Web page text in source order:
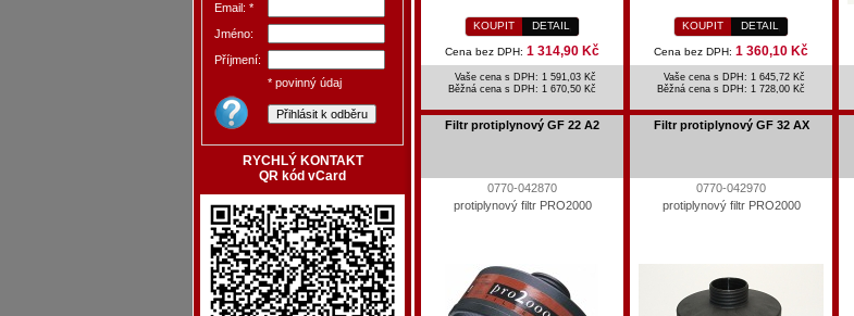
Email: *
Jméno:
Příjmení:
* povinný údaj
RYCHLÝ KONTAKT
QR kód vCard
KOUPIT DETAIL
Cena bez DPH: 1 314,90 Kč
Vaše cena s DPH: 1 591,03 Kč
Běžná cena s DPH: 1 670,50 Kč
KOUPIT DETAIL
Cena bez DPH: 1 360,10 Kč
Vaše cena s DPH: 1 645,72 Kč
Běžná cena s DPH: 1 728,00 Kč
Filtr protiplynový GF 22 A2
0770-042870
protiplynový filtr PRO2000
Filtr protiplynový GF 32 AX
0770-042970
protiplynový filtr PRO2000